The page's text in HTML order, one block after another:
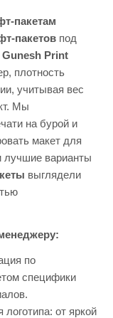
если у
или
пакетам
пакетов под
Gunesh Print
плотность
учитывая вес
Мы
на бурой и
макет для
лучшие варианты
выглядели
по
специфики
логотипа: от яркой